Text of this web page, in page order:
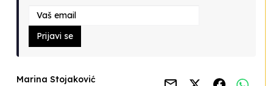
Prijavi se
Marina Stojaković